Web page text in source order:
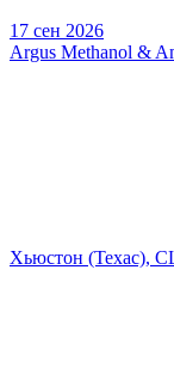
17 сен 2026
Argus Methanol &
Хьюстон (Техас),